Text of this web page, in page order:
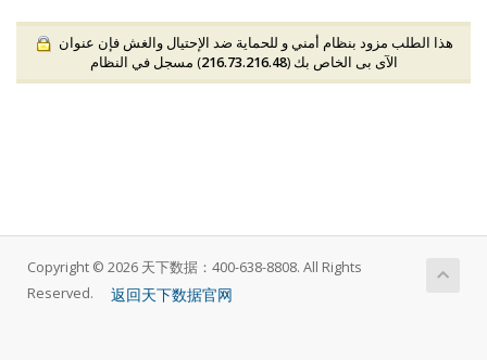
الآى بى الخاص بك (216.73.216.48) مسجل في النظام
Copyright © 2026 天下数据：400-638-8808. All Rights
Reserved.
返回天下数据官网